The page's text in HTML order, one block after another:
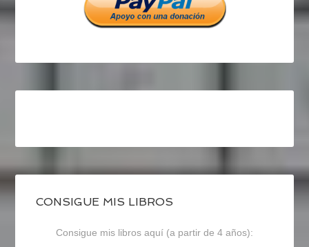
CONSIGUE MIS LIBROS
Consigue mis libros aquí (a partir de 4 años):